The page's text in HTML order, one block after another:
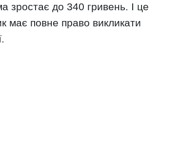
зростає до 340 гривень. І це
має повне право викликати